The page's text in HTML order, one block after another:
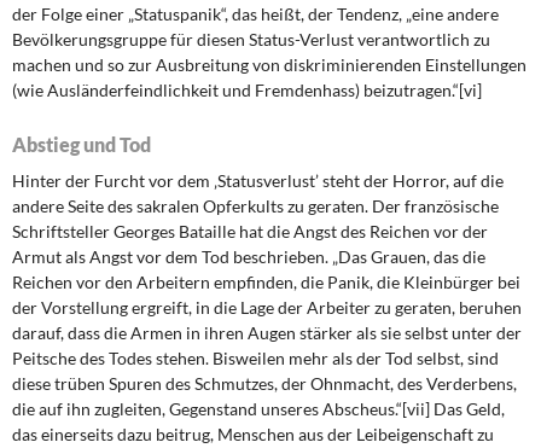
der Folge einer „Statuspanik“, das heißt, der Tendenz, „eine andere
Bevölkerungsgruppe für diesen Status-Verlust verantwortlich zu
machen und so zur Ausbreitung von diskriminierenden Einstellungen
(wie Ausländerfeindlichkeit und Fremdenhass) beizutragen.“[vi]
Abstieg und Tod
Hinter der Furcht vor dem ‚Statusverlust’ steht der Horror, auf die
andere Seite des sakralen Opferkults zu geraten. Der französische
Schriftsteller Georges Bataille hat die Angst des Reichen vor der
Armut als Angst vor dem Tod beschrieben. „Das Grauen, das die
Reichen vor den Arbeitern empfinden, die Panik, die Kleinbürger bei
der Vorstellung ergreift, in die Lage der Arbeiter zu geraten, beruhen
darauf, dass die Armen in ihren Augen stärker als sie selbst unter der
Peitsche des Todes stehen. Bisweilen mehr als der Tod selbst, sind
diese trüben Spuren des Schmutzes, der Ohnmacht, des Verderbens,
die auf ihn zugleiten, Gegenstand unseres Abscheus.“[vii] Das Geld,
das einerseits dazu beitrug, Menschen aus der Leibeigenschaft zu